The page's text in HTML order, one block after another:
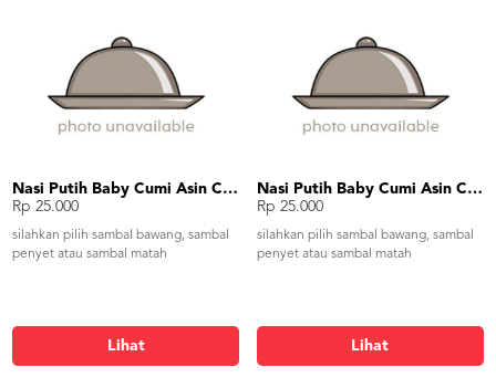
Nasi Putih Baby Cumi Asin Cah Kangkung
Rp 25.000
silahkan pilih sambal bawang, sambal
penyet atau sambal matah
Lihat
Nasi Putih Baby Cumi Asin Cah Tauge
Rp 25.000
silahkan pilih sambal bawang, sambal
penyet atau sambal matah
Lihat